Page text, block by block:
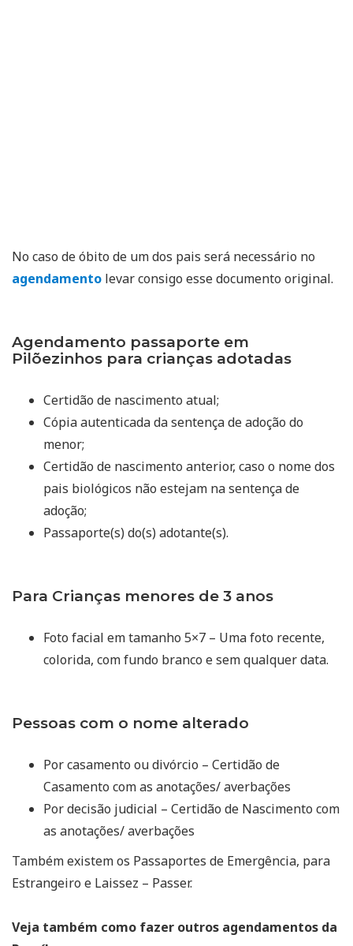
No caso de óbito de um dos pais será necessário no
agendamento levar consigo esse documento original.
Agendamento passaporte em
Pilõezinhos para crianças adotadas
Certidão de nascimento atual;
Cópia autenticada da sentença de adoção do
menor;
Certidão de nascimento anterior, caso o nome dos
pais biológicos não estejam na sentença de
adoção;
Passaporte(s) do(s) adotante(s).
Para Crianças menores de 3 anos
Foto facial em tamanho 5×7 – Uma foto recente,
colorida, com fundo branco e sem qualquer data.
Pessoas com o nome alterado
Por casamento ou divórcio – Certidão de
Casamento com as anotações/ averbações
Por decisão judicial – Certidão de Nascimento com
as anotações/ averbações
Também existem os Passaportes de Emergência, para
Estrangeiro e Laissez – Passer.
Veja também como fazer outros agendamentos da